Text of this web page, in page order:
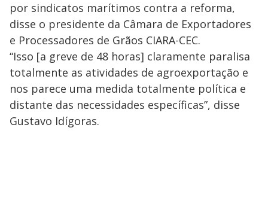
por sindicatos marítimos contra a reforma,
disse o presidente da Câmara de Exportadores
e Processadores de Grãos CIARA-CEC.
“Isso [a greve de 48 horas] claramente paralisa
totalmente as atividades de agroexportação e
nos parece uma medida totalmente política e
distante das necessidades específicas”, disse
Gustavo Idígoras.